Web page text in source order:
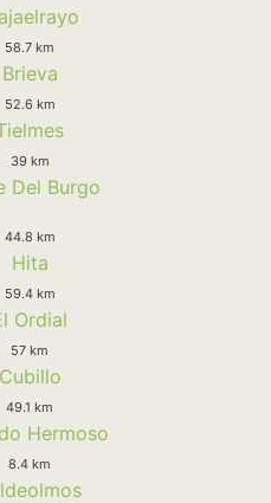
58.7 km
Brieva
52.6 km
39 km
Del Burgo
44.8 km
Hita
59.4 km
Ordial
57 km
Cubillo
49.1 km
Hermoso
8.4 km